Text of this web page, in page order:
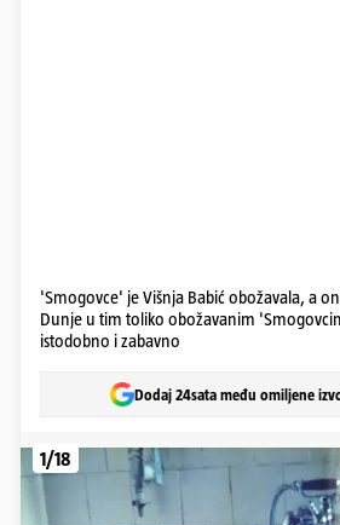
'Smogovce' je Višnja Babić obožavala, a
Dunje u tim toliko obožavanim
istodobno i zabavno
Dodaj 24sata među omiljene
1/18